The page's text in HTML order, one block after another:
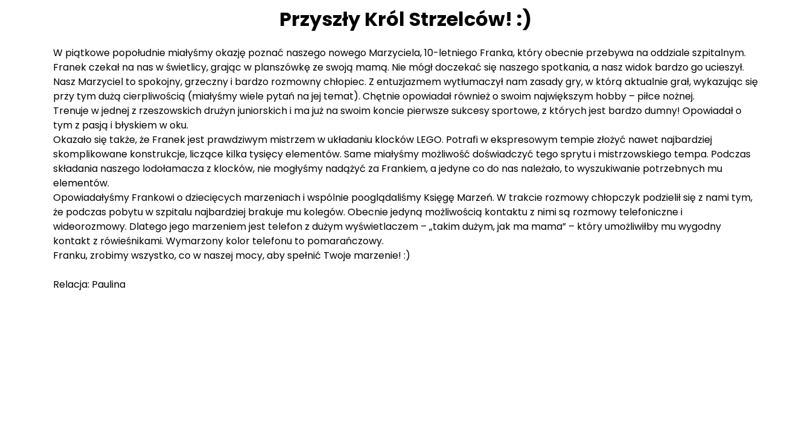
Przyszły Król Strzelców! :)
W piątkowe popołudnie miałyśmy okazję poznać naszego nowego Marzyciela, 10-letniego Franka, który obecnie przebywa na oddziale szpitalnym.
Franek czekał na nas w świetlicy, grając w planszówkę ze swoją mamą. Nie mógł doczekać się naszego spotkania, a nasz widok bardzo go ucieszył.
Nasz Marzyciel to spokojny, grzeczny i bardzo rozmowny chłopiec. Z entuzjazmem wytłumaczył nam zasady gry, w którą aktualnie grał, wykazując się
przy tym dużą cierpliwością (miałyśmy wiele pytań na jej temat). Chętnie opowiadał również o swoim największym hobby – piłce nożnej.
Trenuje w jednej z rzeszowskich drużyn juniorskich i ma już na swoim koncie pierwsze sukcesy sportowe, z których jest bardzo dumny! Opowiadał o
tym z pasją i błyskiem w oku.
Okazało się także, że Franek jest prawdziwym mistrzem w układaniu klocków LEGO. Potrafi w ekspresowym tempie złożyć nawet najbardziej
skomplikowane konstrukcje, liczące kilka tysięcy elementów. Same miałyśmy możliwość doświadczyć tego sprytu i mistrzowskiego tempa. Podczas
składania naszego lodołamacza z klocków, nie mogłyśmy nadążyć za Frankiem, a jedyne co do nas należało, to wyszukiwanie potrzebnych mu
elementów.
Opowiadałyśmy Frankowi o dziecięcych marzeniach i wspólnie pooglądaliśmy Księgę Marzeń. W trakcie rozmowy chłopczyk podzielił się z nami tym,
że podczas pobytu w szpitalu najbardziej brakuje mu kolegów. Obecnie jedyną możliwością kontaktu z nimi są rozmowy telefoniczne i
wideorozmowy. Dlatego jego marzeniem jest telefon z dużym wyświetlaczem – „takim dużym, jak ma mama” – który umożliwiłby mu wygodny
kontakt z rówieśnikami. Wymarzony kolor telefonu to pomarańczowy.
Franku, zrobimy wszystko, co w naszej mocy, aby spełnić Twoje marzenie! :)
Relacja: Paulina